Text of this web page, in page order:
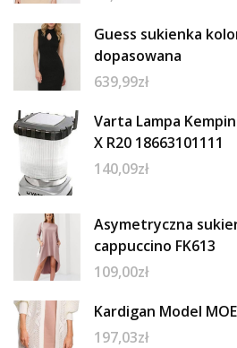
Guess sukienka
dopasowana
639,99zł
Varta Lampa
X R20 18663101111
140,09zł
Asymetryczna
cappuccino FK613
109,00zł
Kardigan Model
197,03zł